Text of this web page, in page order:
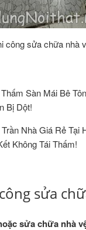
công sửa chữa nhà
Sàn Mái Bê
Bị Dột!
Nhà Giá Rẻ Tại
Không Tái Thấm!
sửa
sửa chữa nhà